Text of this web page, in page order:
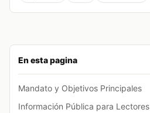
En esta pagina
Mandato y Objetivos Principales
Información Pública para Lectores